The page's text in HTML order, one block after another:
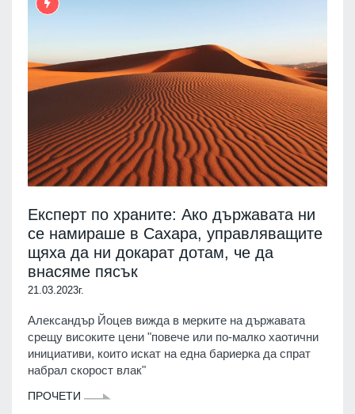
Експерт по храните: Ако държавата ни
се намираше в Сахара, управляващите
щяха да ни докарат дотам, че да
внасяме пясък
21.03.2023г.
Александър Йоцев вижда в мерките на държавата
срещу високите цени "повече или по-малко хаотични
инициативи, които искат на една бариерка да спрат
набрал скорост влак"
ПРОЧЕТИ